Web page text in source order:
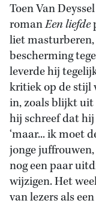
Toen Van
romanEen liefde
liet
bescherming
leverde hij
kritiek op de stijl
in, zoals blijkt uit
hij schreef dat
‘maar... ik moet
jonge juffrouwen,
nog een paar
wijzigen. Het
van lezers als